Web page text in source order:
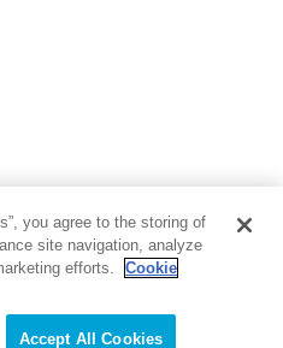
映画・音楽・演劇
教養
you agree to the storing of
site navigation, analyze
efforts.
Cookie
Accept All Cookies